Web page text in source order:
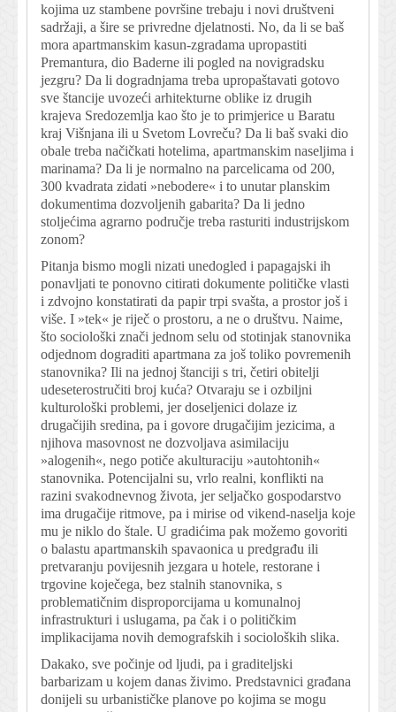
kojima uz stambene površine trebaju i novi društveni
sadržaji, a šire se privredne djelatnosti. No, da li se baš
mora apartmanskim kasun-zgradama upropastiti
Premantura, dio Baderne ili pogled na novigradsku
jezgru? Da li dogradnjama treba upropaštavati gotovo
sve štancije uvozeći arhitekturne oblike iz drugih
krajeva Sredozemlja kao što je to primjerice u Baratu
kraj Višnjana ili u Svetom Lovreču? Da li baš svaki dio
obale treba načičkati hotelima, apartmanskim naseljima i
marinama? Da li je normalno na parcelicama od 200,
300 kvadrata zidati »nebodere« i to unutar planskim
dokumentima dozvoljenih gabarita? Da li jedno
stoljećima agrarno područje treba rasturiti industrijskom
zonom?
Pitanja bismo mogli nizati unedogled i papagajski ih
ponavljati te ponovno citirati dokumente političke vlasti
i zdvojno konstatirati da papir trpi svašta, a prostor još i
više. I »tek« je riječ o prostoru, a ne o društvu. Naime,
što sociološki znači jednom selu od stotinjak stanovnika
odjednom dograditi apartmana za još toliko povremenih
stanovnika? Ili na jednoj štanciji s tri, četiri obitelji
udeseterostručiti broj kuća? Otvaraju se i ozbiljni
kulturološki problemi, jer doseljenici dolaze iz
drugačijih sredina, pa i govore drugačijim jezicima, a
njihova masovnost ne dozvoljava asimilaciju
»alogenih«, nego potiče akulturaciju »autohtonih«
stanovnika. Potencijalni su, vrlo realni, konflikti na
razini svakodnevnog života, jer seljačko gospodarstvo
ima drugačije ritmove, pa i mirise od vikend-naselja koje
mu je niklo do štale. U gradićima pak možemo govoriti
o balastu apartmanskih spavaonica u predgrađu ili
pretvaranju povijesnih jezgara u hotele, restorane i
trgovine koječega, bez stalnih stanovnika, s
problematičnim disproporcijama u komunalnoj
infrastrukturi i uslugama, pa čak i o političkim
implikacijama novih demografskih i socioloških slika.
Dakako, sve počinje od ljudi, pa i graditeljski
barbarizam u kojem danas živimo. Predstavnici građana
donijeli su urbanističke planove po kojima se mogu